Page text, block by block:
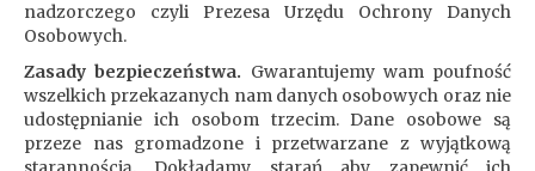
nadzorczego czyli Prezesa Urzędu Ochrony Danych
Osobowych.
Zasady bezpieczeństwa. Gwarantujemy wam poufność
wszelkich przekazanych nam danych osobowych oraz nie
udostępnianie ich osobom trzecim. Dane osobowe są
przeze nas gromadzone i przetwarzane z wyjątkową